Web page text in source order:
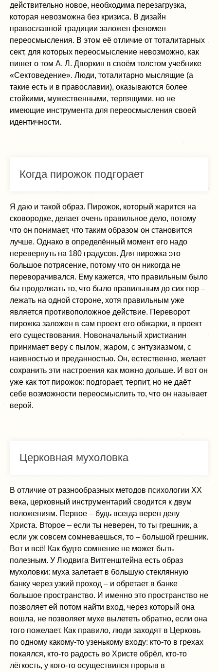
действительно новое, необходима перезагрузка,
которая невозможна без кризиса. В дизайн
православной традиции заложен феномен
переосмысления. В этом её отличие от тоталитарных
сект, для которых переосмысление невозможно, как
пишет о том А. Л. Дворкин в своём толстом учебнике
«Сектоведение». Люди, тоталитарно мыслящие (а
такие есть и в православии), оказываются более
стойкими, мужественными, терпящими, но не
имеющие инструмента для переосмысления своей
идентичности.
Когда пирожок подгорает
Я даю и такой образ. Пирожок, который жарится на
сковородке, делает очень правильное дело, потому
что он понимает, что таким образом он становится
лучше. Однако в определённый момент его надо
перевернуть на 180 градусов. Для пирожка это
большое потрясение, потому что он никогда не
переворачивался. Ему кажется, что правильным было
бы продолжать то, что было правильным до сих пор –
лежать на одной стороне, хотя правильным уже
является противоположное действие. Переворот
пирожка заложен в сам проект его обжарки, в проект
его существования. Новоначальный христианин
принимает веру с пылом, жаром, с энтузиазмом, с
наивностью и преданностью. Он, естественно, желает
сохранить эти настроения как можно дольше. И вот он
уже как тот пирожок: подгорает, терпит, но не даёт
себе возможности переосмыслить то, что он называет
верой.
Церковная мухоловка
В отличие от разнообразных методов психологии XX
века, церковный инструментарий сводится к двум
положениям. Первое – будь всегда верен делу
Христа. Второе – если ты неверен, то ты грешник, а
если уж совсем сомневаешься, то – большой грешник.
Вот и всё! Как будто сомнение не может быть
полезным. У Людвига Витгенштейна есть образ
мухоловки: муха залетает в большую стеклянную
банку через узкий проход – и обретает в банке
большое пространство. И именно это пространство не
позволяет ей потом найти вход, через который она
вошла, не позволяет мухе вылететь обратно, если она
того пожелает. Как правило, люди заходят в Церковь
по одному какому-то узенькому входу: кто-то в грехах
покаялся, кто-то радость во Христе обрёл, кто-то
лёгкость, у кого-то осуществился прорыв в